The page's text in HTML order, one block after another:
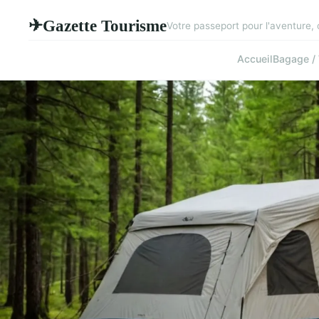
✈Gazette TourismeVotre passeport pour l'aventure,
AccueilBagage /